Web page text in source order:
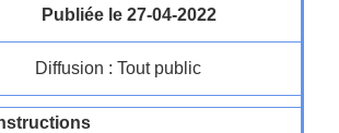
Publiée le 27-04-2022
Diffusion : Tout public